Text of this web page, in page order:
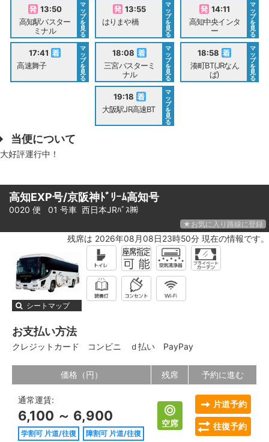
13:50
高知駅バスター
ミナル
マ
ッ
プ
を
見
る
13:55
はりまや橋
マ
ッ
プ
を
見
る
14:11
高知中央インタ
ー
マ
ッ
プ
を
見
る
17:41
高速舞子
マ
ッ
プ
を
見
る
18:08
三宮バスターミ
ナル
マ
ッ
プ
を
見
る
18:58
湊町BT(JRなん
ば)
マ
ッ
プ
を
見
る
19:18
大阪駅JR高速BT
マ
ッ
プ
を
見
る
当便について
大好評運行中！
高知EXP号/京阪神ﾄﾞﾘｰﾑ高知号
0020 便 01 号車 西日本JRﾊﾞｽ㈱
★お気に入り路線に登録
残席は 2026年08月08日23時50分 現在の情報です。
シートマップ
お支払い方法
クレジットカード コンビニ ｄ払い PayPay
価格（円） 残席 予約に進む
通常運賃:
6,100 ～ 6,900
学割可 片道/往復 障割可 片道/往復
空席
片道予約
往復予約